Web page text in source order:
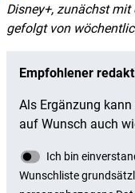
Disney+, zunächst mit
gefolgt von